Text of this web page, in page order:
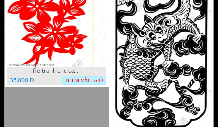
file tranh cnc canh hoa 21 9 2022 hanh
35.000 Đ
THÊM VÀO GIỎ